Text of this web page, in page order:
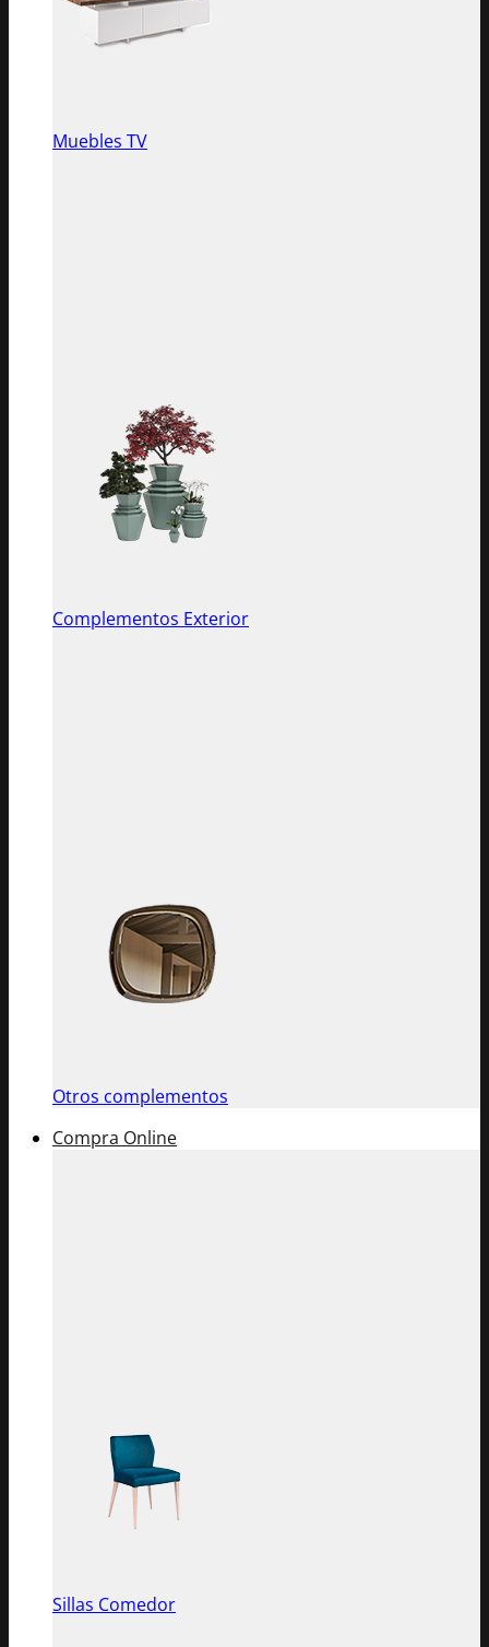
Muebles TV
Complementos Exterior
Otros complementos
Compra Online
Sillas Comedor